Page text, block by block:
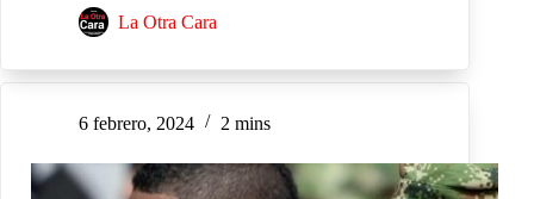
La Otra Cara
6 febrero, 2024 2 mins